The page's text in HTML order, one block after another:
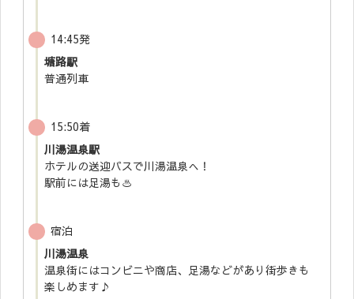
14:45発
塘路駅
普通列車
15:50着
川湯温泉駅
ホテルの送迎バスで川湯温泉へ！
駅前には足湯も♨️
宿泊
川湯温泉
温泉街にはコンビニや商店、足湯などがあり街歩きも
楽しめます♪